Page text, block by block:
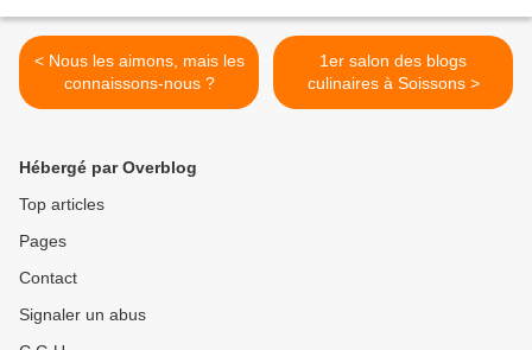
< Nous les aimons, mais les
connaissons-nous ?
1er salon des blogs
culinaires à Soissons >
Hébergé par Overblog
Top articles
Pages
Contact
Signaler un abus